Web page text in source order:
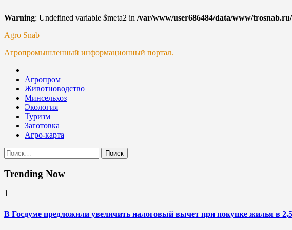
Warning: Undefined variable $meta2 in /var/www/user686484/data/www/
Skip
content
Agro Snab
Агропромышленный информационный портал.
Агропром
Животноводство
Минсельхоз
Экология
Туризм
Заготовка
Агро-карта
Найти:
Trending Now
1
В Госдуме предложили увеличить налоговый вычет при покупке жилья в 2,5